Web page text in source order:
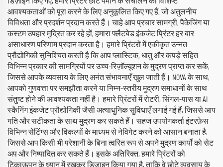
आवश्यकताओं को पूरा करने के लिए अनुकूलित किए गए हैं, जो अतुलनीय
विविधता और प्रदर्शन प्रदान करते हैं। चाहे आप प्रचार सामग्री, पैकेजिंग या
कस्टम उपहार मुद्रित कर रहे हों, हमारा फ्लैटबेड इंकजेट प्रिंटर हर बार
असाधारण परिणाम प्रदान करता है। हमारे प्रिंटरों में एकीकृत उन्नत
प्रौद्योगिकी सुनिश्चित करती है कि आप प्लास्टिक, धातु और कपड़े सहित
विभिन्न प्रकार की सामग्रियों पर उच्च-रिज़ॉल्यूशन के मुद्रण प्राप्त कर सकें,
जिससे आपके व्यवसाय के लिए अनंत संभावनाएँ खुल जाती हैं। NOVA के साथ,
आपको गुणवत्ता पर समझौता करने या निम्न-स्तरीय मुद्रण समाधानों के साथ
संतुष्ट होने की आवश्यकता नहीं है। हमारे प्रिंटरों में रोटरी, सिंगल-पास या AI
स्कैनिंग इंकजेट प्रौद्योगिकी जैसी अत्याधुनिक सुविधाएँ लगाई गई हैं, जिससे आप
गति और सटीकता के साथ मुद्रण कर सकते हैं। सहज उपयोगकर्ता इंटरफ़ेस
विभिन्न सेटिंग्स और विकल्पों के माध्यम से नेविगेट करने को आसान बनाता है,
जिससे आप किसी भी परेशानी के बिना त्वरित रूप से अपने मुद्रण कार्यों को सेट
अप और निष्पादित कर सकते हैं। इसके अतिरिक्त, हमारे प्रिंटरों को
टिकाऊपन के ध्यान में रखकर डिज़ाइन किया गया है, ताकि वे छोटे व्यवसाय के